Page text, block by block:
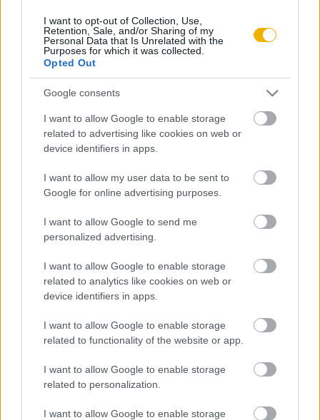
I want to opt-out of Collection, Use,
Retention, Sale, and/or Sharing of my
Personal Data that Is Unrelated with the
Purposes for which it was collected.
Opted Out
Google consents
I want to allow Google to enable storage
related to advertising like cookies on web or
device identifiers in apps.
I want to allow my user data to be sent to
Google for online advertising purposes.
I want to allow Google to send me
personalized advertising.
I want to allow Google to enable storage
related to analytics like cookies on web or
device identifiers in apps.
I want to allow Google to enable storage
related to functionality of the website or app.
I want to allow Google to enable storage
related to personalization.
I want to allow Google to enable storage
Németh György
Egy ősolümpia
Németh György
Ókori olimpiák
VISSZA AZ OLDAL TETEJÉRE
Oldalaink
Rubicon Mesterkurzus
Cikkek